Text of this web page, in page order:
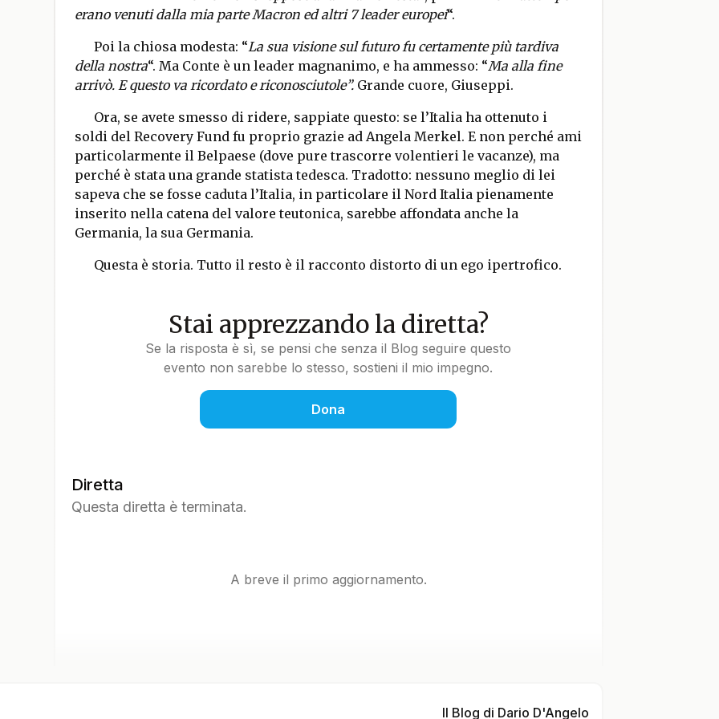
erano venuti dalla mia parte Macron ed altri 7 leader europei“.
Poi la chiosa modesta: “La sua visione sul futuro fu certamente più tardiva
della nostra“. Ma Conte è un leader magnanimo, e ha ammesso: “Ma alla fine
arrivò. E questo va ricordato e riconosciutole”.Grande cuore, Giuseppi.
Ora, se avete smesso di ridere, sappiate questo: se l’Italia ha ottenuto i
soldi del Recovery Fund fu proprio grazie ad Angela Merkel. E non perché ami
particolarmente il Belpaese (dove pure trascorre volentieri le vacanze), ma
perché è stata una grande statista tedesca. Tradotto: nessuno meglio di lei
sapeva che se fosse caduta l’Italia, in particolare il Nord Italia pienamente
inserito nella catena del valore teutonica, sarebbe affondata anche la
Germania, la sua Germania.
Questa è storia. Tutto il resto è il racconto distorto di un ego ipertrofico.
Stai apprezzando la diretta?
Se la risposta è sì, se pensi che senza il Blog seguire questo
evento non sarebbe lo stesso, sostieni il mio impegno.
Dona
Diretta
Questa diretta è terminata.
A breve il primo aggiornamento.
Il Blog di Dario D'Angelo